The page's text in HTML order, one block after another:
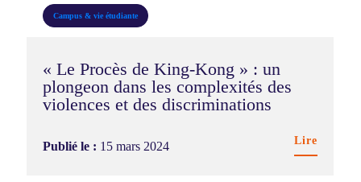
Campus & vie étudiante
« Le Procès de King-Kong » : un
plongeon dans les complexités des
violences et des discriminations
Publié le : 15 mars 2024 Lire